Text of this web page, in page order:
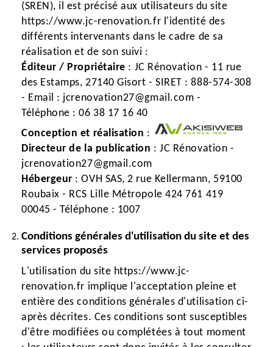
(SREN), il est précisé aux utilisateurs du site
https://www.jc-renovation.fr l'identité des
différents intervenants dans le cadre de sa
réalisation et de son suivi :
Éditeur / Propriétaire : JC Rénovation - 11 rue
des Estamps, 27140 Gisort - SIRET : 888-574-308
- Email : jcrenovation27@gmail.com -
Téléphone : 06 38 17 16 40
Conception et réalisation :
Directeur de la publication : JC Rénovation -
jcrenovation27@gmail.com
Hébergeur : OVH SAS, 2 rue Kellermann, 59100
Roubaix - RCS Lille Métropole 424 761 419
00045 - Téléphone : 1007
Conditions générales d'utilisation du site et des
services proposés
L'utilisation du site https://www.jc-
renovation.fr implique l'acceptation pleine et
entière des conditions générales d'utilisation ci-
après décrites. Ces conditions sont susceptibles
d'être modifiées ou complétées à tout moment